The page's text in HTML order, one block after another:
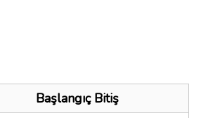
Başlangıç Bitiş